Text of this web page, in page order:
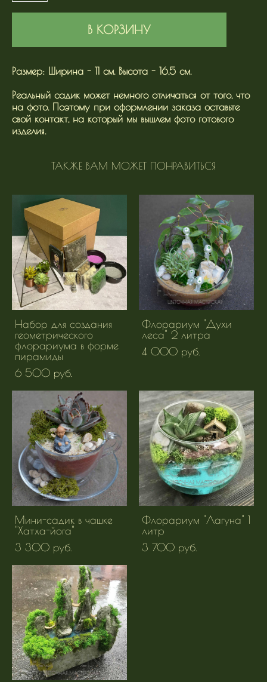
В КОРЗИНУ
Размер: Ширина - 11 см. Высота - 16,5 см.
Реальный садик может немного отличаться от того, что
на фото. Поэтому при оформлении заказа оставьте
свой контакт, на который мы вышлем фото готового
изделия.
ТАКЖЕ ВАМ МОЖЕТ ПОНРАВИТЬСЯ
Набор для создания
геометрического
флорариума в форме
пирамиды
6 500 pуб.
Флорариум "Духи
леса" 2 литра
4 000 pуб.
Мини-садик в чашке
"Хатха-йога"
3 300 pуб.
Флорариум "Лагуна" 1
литр
3 700 pуб.